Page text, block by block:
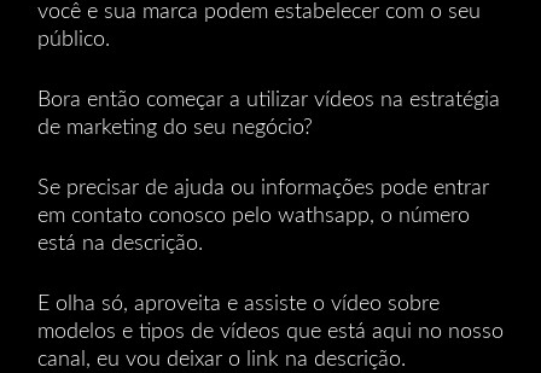
você e sua marca podem estabelecer com o seu
público.
Bora então começar a utilizar vídeos na estratégia
de marketing do seu negócio?
Se precisar de ajuda ou informações pode entrar
em contato conosco pelo wathsapp, o número
está na descrição.
E olha só, aproveita e assiste o vídeo sobre
modelos e tipos de vídeos que está aqui no nosso
canal, eu vou deixar o link na descrição.